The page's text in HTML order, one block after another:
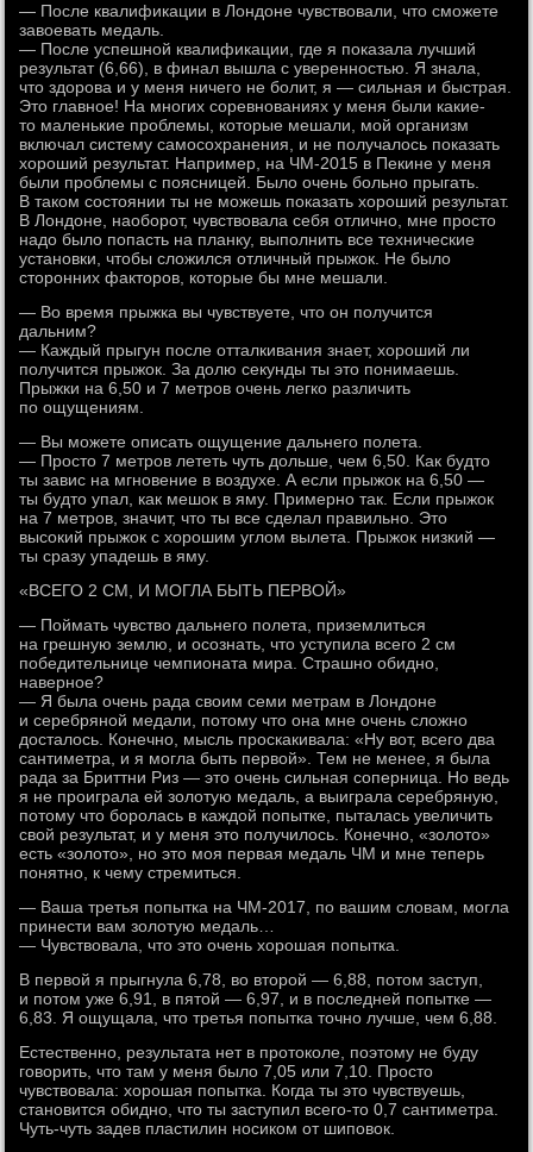
— После квалификации в Лондоне чувствовали, что сможете
завоевать медаль.
— После успешной квалификации, где я показала лучший
результат (6,66), в финал вышла с уверенностью. Я знала,
что здорова и у меня ничего не болит, я — сильная и быстрая.
Это главное! На многих соревнованиях у меня были какие-
то маленькие проблемы, которые мешали, мой организм
включал систему самосохранения, и не получалось показать
хороший результат. Например, на ЧМ-2015 в Пекине у меня
были проблемы с поясницей. Было очень больно прыгать.
В таком состоянии ты не можешь показать хороший результат.
В Лондоне, наоборот, чувствовала себя отлично, мне просто
надо было попасть на планку, выполнить все технические
установки, чтобы сложился отличный прыжок. Не было
сторонних факторов, которые бы мне мешали.
— Во время прыжка вы чувствуете, что он получится
дальним?
— Каждый прыгун после отталкивания знает, хороший ли
получится прыжок. За долю секунды ты это понимаешь.
Прыжки на 6,50 и 7 метров очень легко различить
по ощущениям.
— Вы можете описать ощущение дальнего полета.
— Просто 7 метров лететь чуть дольше, чем 6,50. Как будто
ты завис на мгновение в воздухе. А если прыжок на 6,50 —
ты будто упал, как мешок в яму. Примерно так. Если прыжок
на 7 метров, значит, что ты все сделал правильно. Это
высокий прыжок с хорошим углом вылета. Прыжок низкий —
ты сразу упадешь в яму.
«ВСЕГО 2 СМ, И МОГЛА БЫТЬ ПЕРВОЙ»
— Поймать чувство дальнего полета, приземлиться
на грешную землю, и осознать, что уступила всего 2 см
победительнице чемпионата мира. Страшно обидно,
наверное?
— Я была очень рада своим семи метрам в Лондоне
и серебряной медали, потому что она мне очень сложно
досталось. Конечно, мысль проскакивала: «Ну вот, всего два
сантиметра, и я могла быть первой». Тем не менее, я была
рада за Бриттни Риз — это очень сильная соперница. Но ведь
я не проиграла ей золотую медаль, а выиграла серебряную,
потому что боролась в каждой попытке, пыталась увеличить
свой результат, и у меня это получилось. Конечно, «золото»
есть «золото», но это моя первая медаль ЧМ и мне теперь
понятно, к чему стремиться.
— Ваша третья попытка на ЧМ-2017, по вашим словам, могла
принести вам золотую медаль…
— Чувствовала, что это очень хорошая попытка.
В первой я прыгнула 6,78, во второй — 6,88, потом заступ,
и потом уже 6,91, в пятой — 6,97, и в последней попытке —
6,83. Я ощущала, что третья попытка точно лучше, чем 6,88.
Естественно, результата нет в протоколе, поэтому не буду
говорить, что там у меня было 7,05 или 7,10. Просто
чувствовала: хорошая попытка. Когда ты это чувствуешь,
становится обидно, что ты заступил всего-то 0,7 сантиметра.
Чуть-чуть задев пластилин носиком от шиповок.